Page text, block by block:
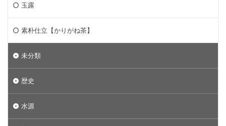
玉露
素朴仕立【かりがね茶】
未分類
歴史
水源